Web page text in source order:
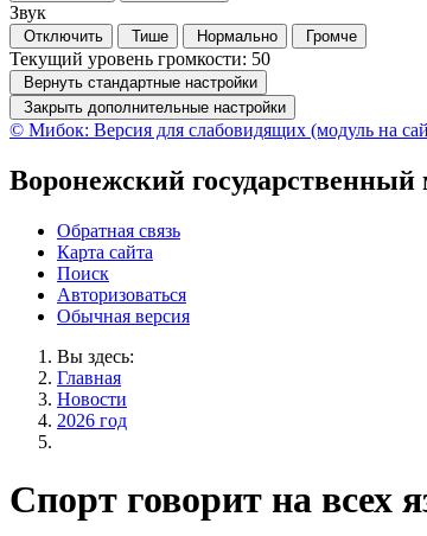
Звук
Отключить Тише Нормально Громче
Текущий уровень громкости: 50
Вернуть стандартные настройки
Закрыть дополнительные настройки
© Мибок: Версия для слабовидящих (модуль на
Воронежский
Обратная связь
Карта сайта
Поиск
Авторизоваться
Обычная версия
Вы здесь:
Главная
Новости
2026 год
Спорт говорит на всех